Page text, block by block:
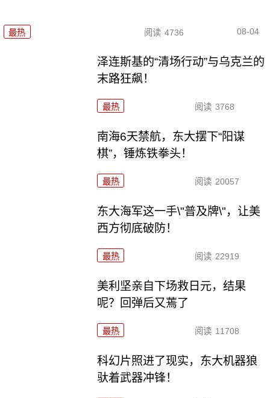
最热 阅读 4736 08-04
泽连斯基的“清场行动”与乌克兰的
末路狂飙！
最热 阅读 3768
南海6天禁航，东大摆下“阳谋
棋”，锤炼铁拳头！
最热 阅读 20057
东大海军这一手\"普及牌\"，让美
西方彻底破防！
最热 阅读 22919
美利坚亲自下场救日元，结果
呢？回弹后又蔫了
最热 阅读 11708
科幻片照进了现实，东大机器狼
驮着武器冲锋！